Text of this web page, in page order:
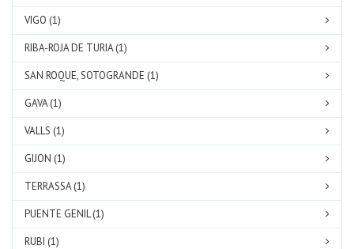
VIGO (1)
RIBA-ROJA DE TURIA (1)
SAN ROQUE, SOTOGRANDE (1)
GAVA (1)
VALLS (1)
GIJON (1)
TERRASSA (1)
PUENTE GENIL (1)
RUBI (1)